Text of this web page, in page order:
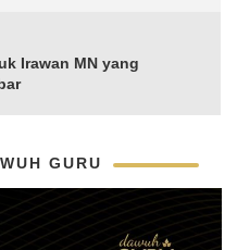
Irawan MN yang
GURU